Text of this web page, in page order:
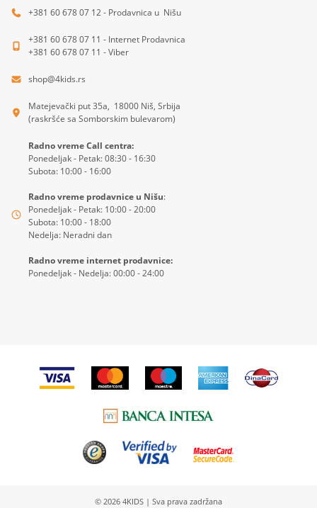
+381 60 678 07 12 - Prodavnica u Nišu
+381 60 678 07 11 - Internet Prodavnica
+381 60 678 07 11 - Viber
shop@4kids.rs
Matejevački put 35a, 18000 Niš, Srbija
(raskršće sa Somborskim bulevarom)
Radno vreme Call centra:
Ponedeljak - Petak: 08:30 - 16:30
Subota: 10:00 - 16:00
Radno vreme prodavnice u Nišu:
Ponedeljak - Petak: 10:00 - 20:00
Subota: 10:00 - 18:00
Nedelja: Neradni dan
Radno vreme internet prodavnice:
Ponedeljak - Nedelja: 00:00 - 24:00
© 2026 4KIDS | Sva prava zadržana